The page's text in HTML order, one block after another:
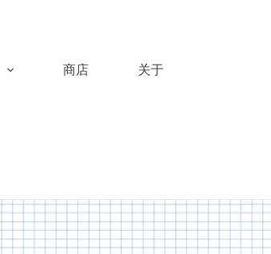
商店 关于